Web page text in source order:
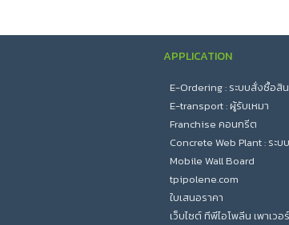
APPLICATION
E-Ordering : ระบบสั่งซื้อสิ
E-transport : ผู้รับเหมา
Franchise คอนกรีต
Concrete Web Plant : ระบ
Mobile Wall Board
tpipolene.com
ใบเสนอราคา
เว็บไซต์ ทีพีไอโพลีน เพาเวอร์